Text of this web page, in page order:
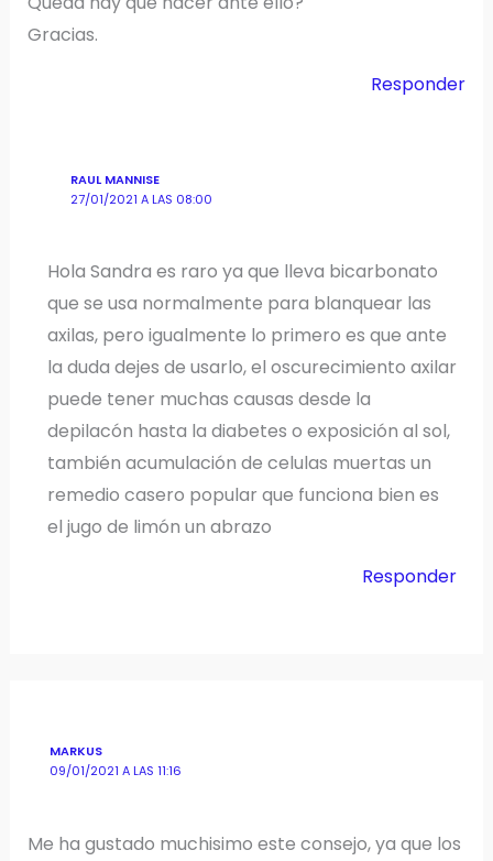
Gracias.
Responder
RAUL MANNISE
27/01/2021 A LAS 08:00
Hola Sandra es raro ya que lleva bicarbonato
que se usa normalmente para blanquear las
axilas, pero igualmente lo primero es que ante
la duda dejes de usarlo, el oscurecimiento axilar
puede tener muchas causas desde la
depilacón hasta la diabetes o exposición al sol,
también acumulación de celulas muertas un
remedio casero popular que funciona bien es
el jugo de limón un abrazo
Responder
MARKUS
09/01/2021 A LAS 11:16
Me ha gustado muchisimo este consejo, ya que los